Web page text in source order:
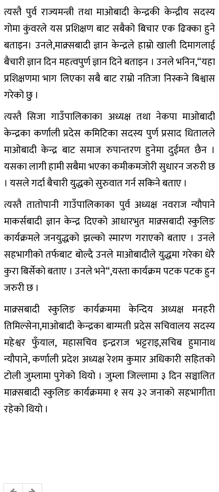
त्यस्तै पुर्व राज्यमन्त्री तथा माओबादी केन्द्रकी केन्द्रीय सदस्य
गोमा कुंवरले यस प्रशिक्षण बाट सबैको बिचार एक ढिक्का हुने
बताइन। उनले,माक्र्सबादी ज्ञान केन्द्रले हाम्रो खाली दिमागलाई
बैचारी ज्ञान दिन महत्वपुर्ण ज्ञान दिने बताइन । उनले भनिन,“यहा
प्रशिक्षणमा भाग लिएका सबै बाट राम्रो नतिजा निस्कने बिश्वास
गरेको छु ।
त्यस्तै सिजा गाउँपालिकाका अध्यक्ष तथा नेकपा माओबादी
केन्द्रका कर्णाली प्रदेस कमिटिका सदस्य पुर्ण प्रसाद धितालले
माओबादी केन्द्र बाट समाज रुपान्तरण हुनेमा दुईमत छैन ।
यसका लागी हामी सबैमा भएका कमीकमजोरी सुधारन जरुरी छ
। यसले गर्दा बैचारी युद्धको सुरुवात गर्न सकिने बताए ।
त्यस्तै तातोपानी गाउँपालिकाका पुर्व अध्यक्ष नवराज न्यौपाने
माकर्सबादी ज्ञान केन्द्र दिएको आधारभुत माक्र्सबादी स्कुलिङ
कार्यक्रमले जनयुद्धको झल्को स्मारण गराएको बताए । उनले
सहभागीको तर्फबाट बोल्दै उनले माओबादीले युद्धमा गरेका धेरै
कुरा बिर्सेको बताए । उनले भने“,यस्ता कार्यक्रम पटक पटक हुन
जरुरी छ ।
माक्र्सबादी स्कुलिङ कार्यक्रममा केन्दिय अध्यक्ष मनहरी
तिमिल्सेना,माओबादी केन्द्रका बाग्मती प्रदेस सचिवालय सदस्य
महेश्वर फुँयाल, महासचिव इन्द्रराज भट्टराइ,सचिब हुमानाथ
न्यौपाने, कर्णाली प्रदेश अध्यक्ष रेशम कुमार अधिकारी सहितको
टोली जुम्लामा पुगेको थियो । जुम्ला जिल्लामा ३ दिन सञ्चालित
माक्र्सबादी स्कुलिङ कार्यक्रममा १ सय ३२ जनाको सहभागीता
रहेको थियो ।